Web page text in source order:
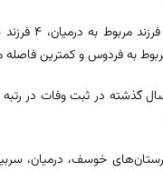
به گفته
مربوط به فردوس و کمترین
خوسف، درمیان،